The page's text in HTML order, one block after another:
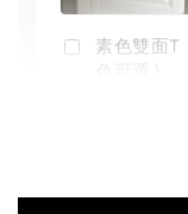
素色雙面